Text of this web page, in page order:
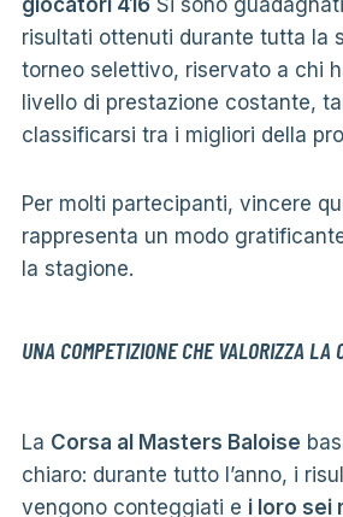
risultati ottenuti durante tutta la
torneo selettivo, riservato a chi
livello di prestazione costante,
classificarsi tra i migliori della
Per molti partecipanti, vincere
rappresenta un modo
la stagione.
UNA COMPETIZIONE CHE VALORIZZA LA
La Corsa al Masters Baloise
chiaro: durante tutto l’anno, i
vengono conteggiati e i loro sei